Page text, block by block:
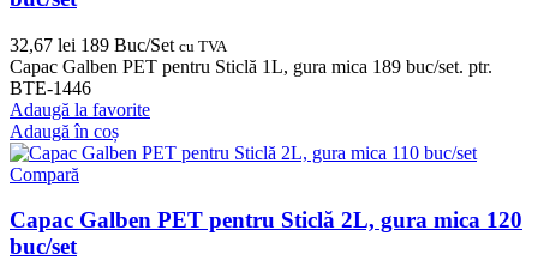
32,67 lei 189 Buc/Set cu TVA
Capac Galben PET pentru Sticlă 1L, gura mica 189 buc/set. ptr.
BTE-1446
Adaugă la favorite
Adaugă în coș
Compară
Capac Galben PET pentru Sticlă 2L, gura mica 120
buc/set